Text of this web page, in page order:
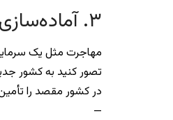
۳. آماده‌سازی مالی:
مهاجرت مثل یک
تصور کنید به کشور
در کشور مقصد را
—